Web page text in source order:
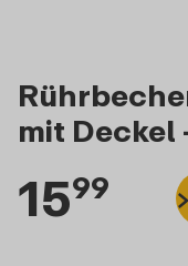
mit Deckel
1599